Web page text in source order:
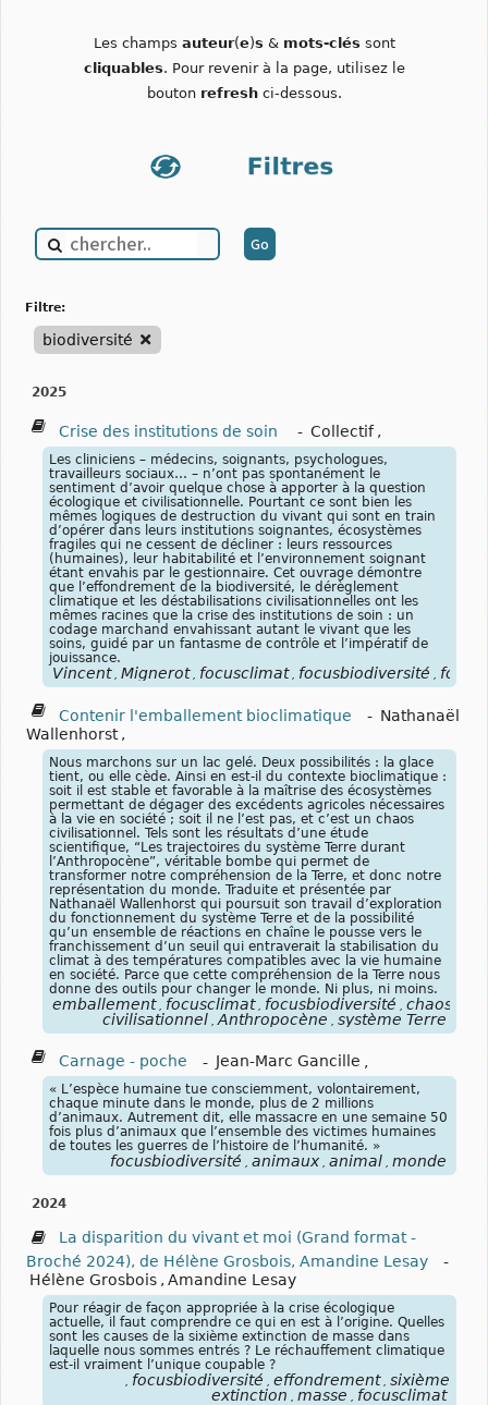
Les champs auteur(e)s & mots-clés sont
cliquables. Pour revenir à la page, utilisez le
bouton refreshci-dessous.
filtre:
biodiversité
2025
Crise des institutions de soin - Collectif ,
Les cliniciens – médecins, soignants, psychologues,
travailleurs sociaux… – n’ont pas spontanément le
sentiment d’avoir quelque chose à apporter à la question
écologique et civilisationnelle. Pourtant ce sont bien les
mêmes logiques de destruction du vivant qui sont en train
d’opérer dans leurs institutions soignantes, écosystèmes
fragiles qui ne cessent de décliner : leurs ressources
(humaines), leur habitabilité et l’environnement soignant
étant envahis par le gestionnaire. Cet ouvrage démontre
que l’effondrement de la biodiversité, le dérèglement
climatique et les déstabilisations civilisationnelles ont les
mêmes racines que la crise des institutions de soin : un
codage marchand envahissant autant le vivant que les
soins, guidé par un fantasme de contrôle et l’impératif de
jouissance.
Vincent Mignerot focusclimat focusbiodiversité
Contenir l'emballement bioclimatique - Nathanaël
Wallenhorst ,
Nous marchons sur un lac gelé. Deux possibilités : la glace
tient, ou elle cède. Ainsi en est-il du contexte bioclimatique :
soit il est stable et favorable à la maîtrise des écosystèmes
permettant de dégager des excédents agricoles nécessaires
à la vie en société ; soit il ne l’est pas, et c’est un chaos
civilisationnel. Tels sont les résultats d’une étude
scientifique, “Les trajectoires du système Terre durant
l’Anthropocène”, véritable bombe qui permet de
transformer notre compréhension de la Terre, et donc notre
représentation du monde. Traduite et présentée par
Nathanaël Wallenhorst qui poursuit son travail d’exploration
du fonctionnement du système Terre et de la possibilité
qu’un ensemble de réactions en chaîne le pousse vers le
franchissement d’un seuil qui entraverait la stabilisation du
climat à des températures compatibles avec la vie humaine
en société. Parce que cette compréhension de la Terre nous
donne des outils pour changer le monde. Ni plus, ni moins.
emballement focusclimat focusbiodiversité
chaos
civilisationnel Anthropocène système Terre
Carnage - poche - Jean-Marc Gancille ,
« L’espèce humaine tue consciemment, volontairement,
chaque minute dans le monde, plus de 2 millions
d’animaux. Autrement dit, elle massacre en une semaine 50
fois plus d’animaux que l’ensemble des victimes humaines
de toutes les guerres de l’histoire de l’humanité. »
focusbiodiversité , animaux , animal , monde
2024
La disparition du vivant et moi (Grand format -
Broché 2024), de Hélène Grosbois, Amandine Lesay
-
Hélène Grosbois , Amandine Lesay
Pour réagir de façon appropriée à la crise écologique
actuelle, il faut comprendre ce qui en est à l’origine. Quelles
sont les causes de la sixième extinction de masse dans
laquelle nous sommes entrés ? Le réchauffement climatique
est-il vraiment l’unique coupable ?
focusbiodiversité effondrement sixième
extinction
masse focusclimat